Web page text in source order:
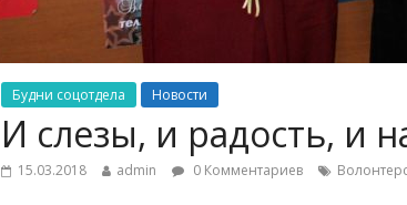
Будни соцотдела Новости
И слезы, и радость, и
15.03.2018 admin 0 Комментариев